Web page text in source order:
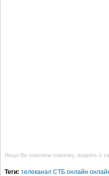
Якщо Ви помітили помилку, виділіть її
Теги: телеканал СТБ онлайн